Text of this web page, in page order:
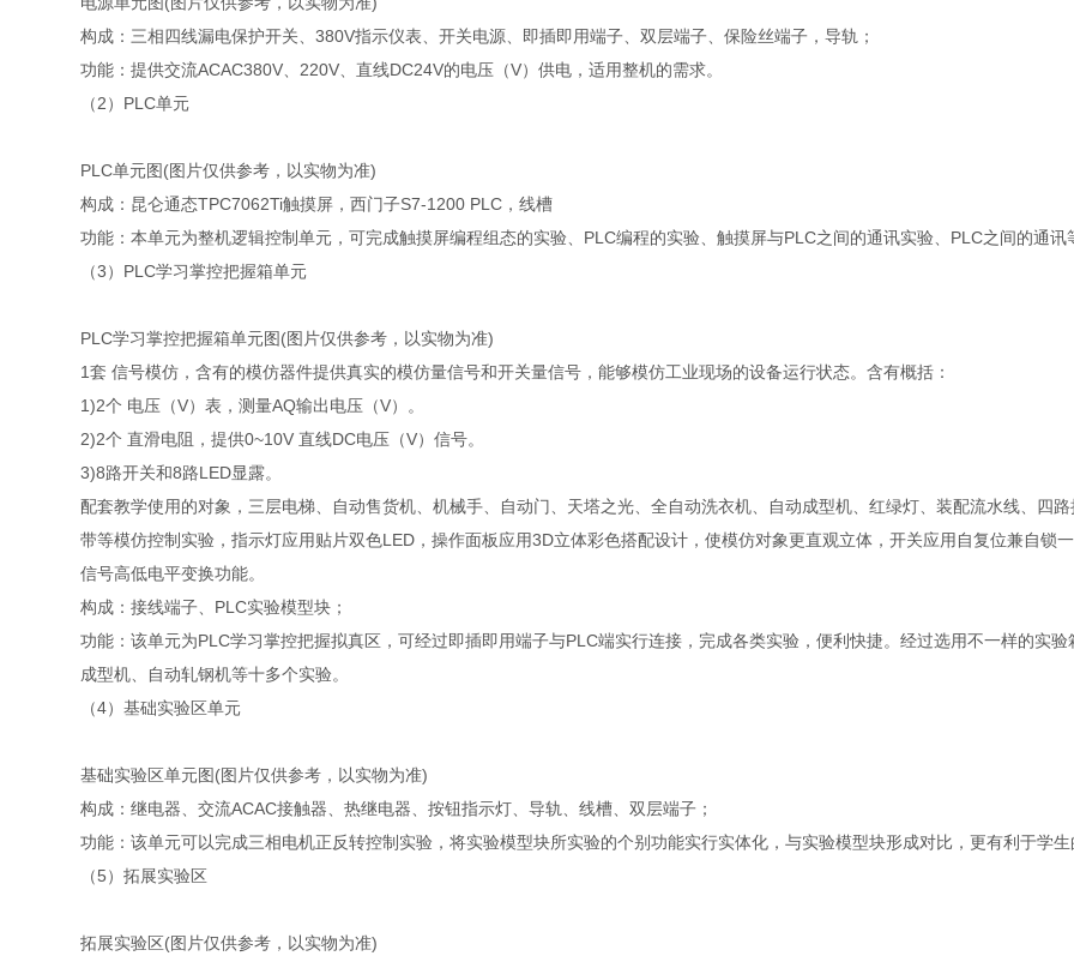
构成：三相四线漏电保护开关、380V指示仪表、开关电源、即插即用端子、双层端子、保险丝端子，导轨；
功能：提供交流ACAC380V、220V、直线DC24V的电压（V）供电，适用整机的需求。
（2）PLC单元
PLC单元图(图片仅供参考，以实物为准)
构成：昆仑通态TPC7062Ti触摸屏，西门子S7-1200 PLC，线槽
功能：本单元为整机逻辑控制单元，可完成触摸屏编程组态的实验、PLC编程的实验、触摸屏与PLC之间的通讯实验、PLC之间的通讯
（3）PLC学习掌控把握箱单元
PLC学习掌控把握箱单元图(图片仅供参考，以实物为准)
1套 信号模仿，含有的模仿器件提供真实的模仿量信号和开关量信号，能够模仿工业现场的设备运行状态。含有概括：
1)2个 电压（V）表，测量AQ输出电压（V）。
2)2个 直滑电阻，提供0~10V 直线DC电压（V）信号。
3)8路开关和8路LED显露。
配套教学使用的对象，三层电梯、自动售货机、机械手、自动门、天塔之光、全自动洗衣机、自动成型机、红绿灯、装配流水线、四
带等模仿控制实验，指示灯应用贴片双色LED，操作面板应用3D立体彩色搭配设计，使模仿对象更直观立体，开关应用自复位兼自锁
信号高低电平变换功能。
构成：接线端子、PLC实验模型块；
功能：该单元为PLC学习掌控把握拟真区，可经过即插即用端子与PLC端实行连接，完成各类实验，便利快捷。经过选用不一样的实
成型机、自动轧钢机等十多个实验。
（4）基础实验区单元
基础实验区单元图(图片仅供参考，以实物为准)
构成：继电器、交流ACAC接触器、热继电器、按钮指示灯、导轨、线槽、双层端子；
功能：该单元可以完成三相电机正反转控制实验，将实验模型块所实验的个别功能实行实体化，与实验模型块形成对比，更有利于学
（5）拓展实验区
拓展实验区(图片仅供参考，以实物为准)